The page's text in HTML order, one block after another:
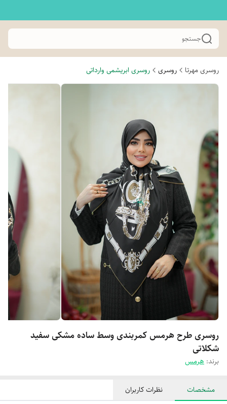
جستجو
روسری مهرتا روسری روسری ابریشمی وارداتی
روسری طرح هرمس کمربندی وسط ساده مشکی سفید
شکلاتی
برند: هرمس
مشخصات نظرات کاربران